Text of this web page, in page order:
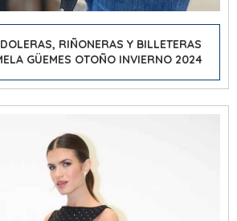
RIÑONERAS Y BILLETERAS
GÜEMES OTOÑO INVIERNO 2024